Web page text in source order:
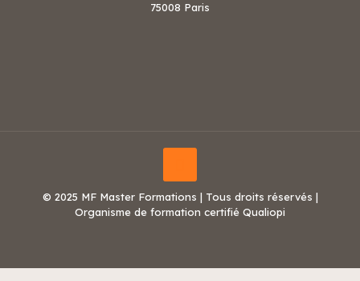
75008 Paris
© 2025 MF Master Formations | Tous droits réservés |
Organisme de formation certifié Qualiopi